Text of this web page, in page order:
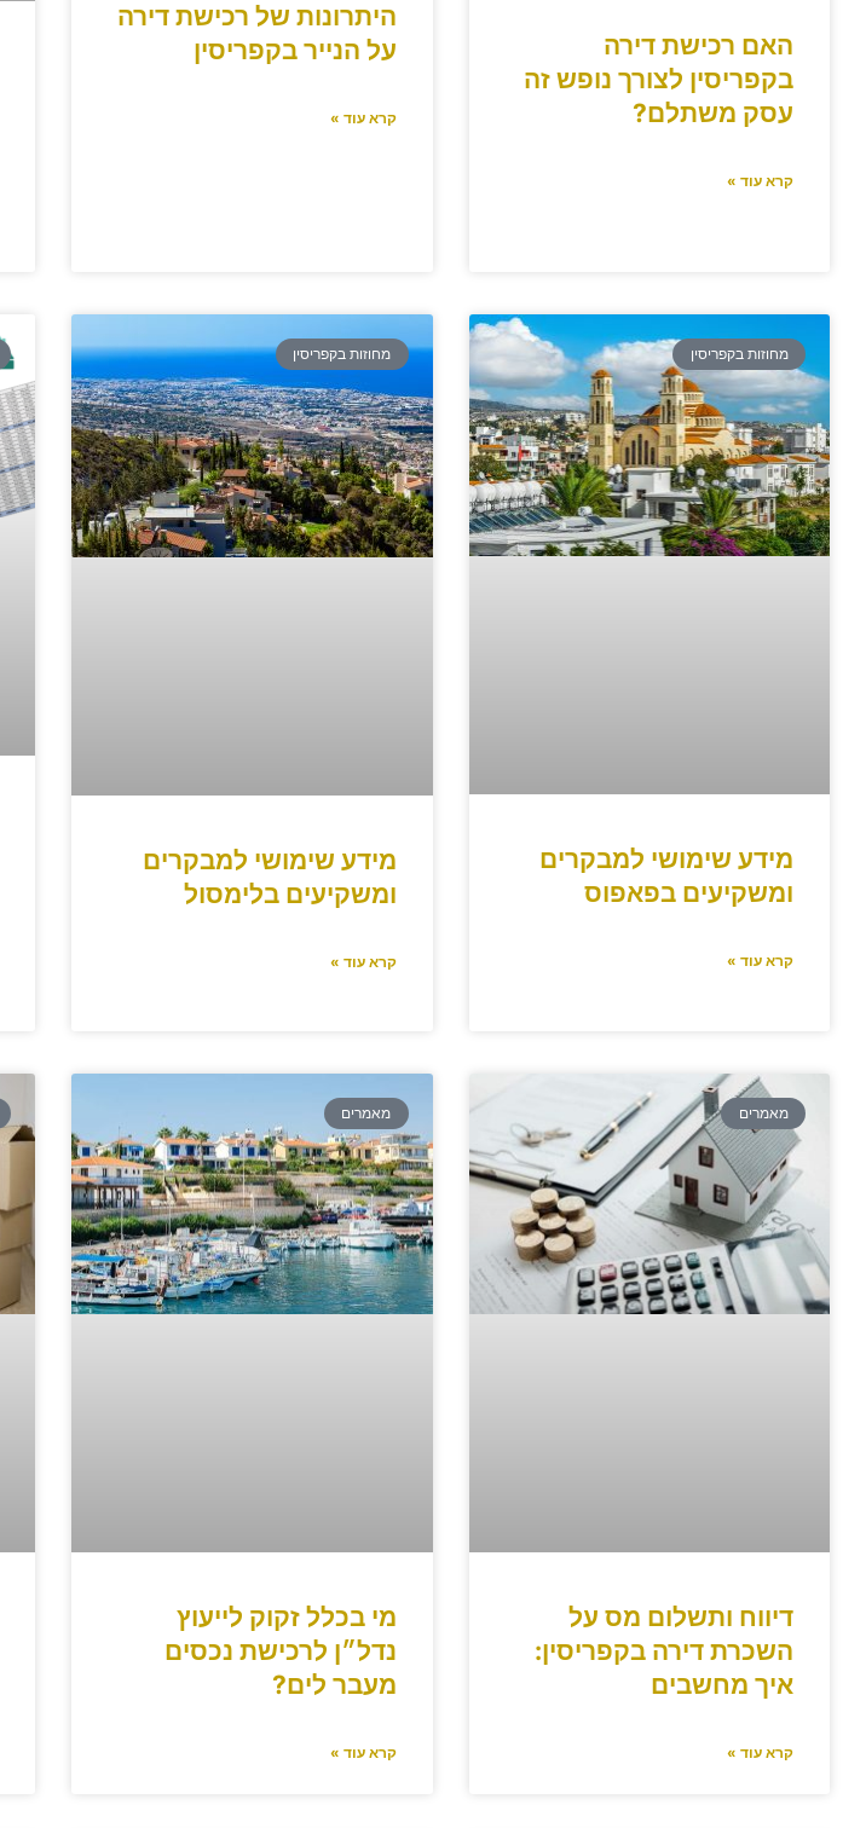
האם רכישת דירה
בקפריסין לצורך נופש זה
עסק משתלם?
קרא עוד »
היתרונות של רכישת דירה
על הנייר בקפריסין
קרא עוד »
מחוזות בקפריסין
מידע שימושי למבקרים
ומשקיעים בפאפוס
קרא עוד »
מחוזות בקפריסין
מידע שימושי למבקרים
ומשקיעים בלימסול
קרא עוד »
מאמרים
דיווח ותשלום מס על
השכרת דירה בקפריסין:
איך מחשבים
קרא עוד »
מאמרים
מי בכלל זקוק לייעוץ
נדל״ן לרכישת נכסים
מעבר לים?
קרא עוד »